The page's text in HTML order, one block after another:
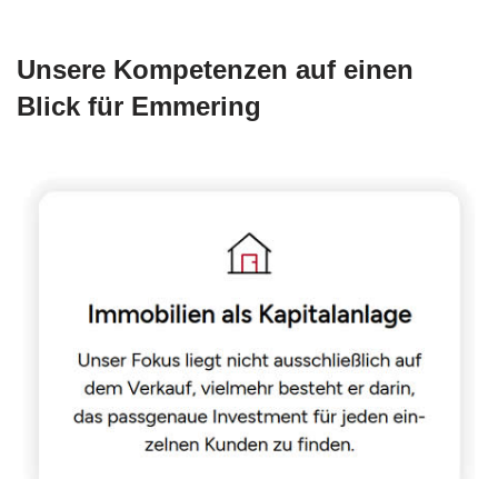
Unsere Kompetenzen auf einen
Blick für Emmering